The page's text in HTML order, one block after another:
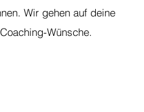
Wir gehen auf deine
Wünsche.